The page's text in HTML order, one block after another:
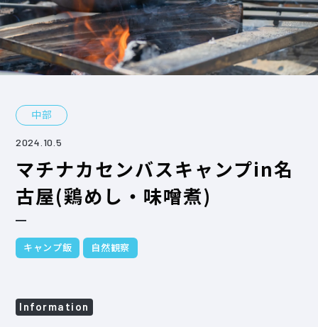
中部
2024.10.5
マチナカセンバスキャンプin名
古屋(鶏めし・味噌煮)
キャンプ飯 自然観察
Information